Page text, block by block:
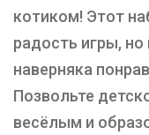
котиком! Этот
радость игры,
наверняка
Позвольте
весёлым и